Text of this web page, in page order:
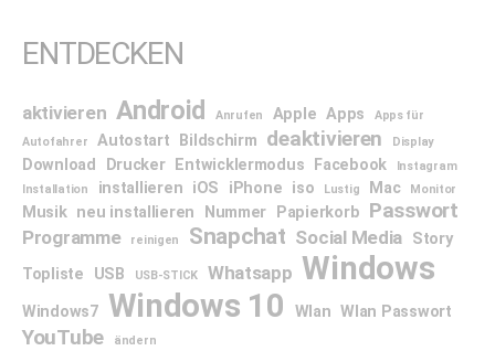
ENTDECKEN
aktivieren Android Anrufen Apple Apps
Apps für
Autofahrer
Autostart Bildschirm deaktivieren Display
Download Drucker Entwicklermodus Facebook
Instagram
Installation
installieren iOS iPhone iso Lustig Mac Monitor
Musik neu installieren Nummer Papierkorb Passwort
Programme reinigen Snapchat Social Media Story
Topliste
USB USB-STICK Whatsapp Windows
Windows7 Windows 10 Wlan Wlan Passwort
YouTube ändern